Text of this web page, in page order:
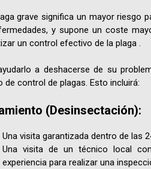
grave significa un mayor riesgo
y supone un coste
un control efectivo de la plaga .
a deshacerse de su
de control de plagas. Esto incluirá:
(Desinsectación):
Una visita garantizada dentro de las
Una visita de un técnico local
experiencia para realizar una